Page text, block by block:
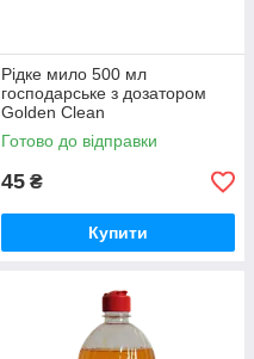
Рідке мило 500 мл
господарське з дозатором
Golden Clean
Готово до відправки
45 ₴
Купити